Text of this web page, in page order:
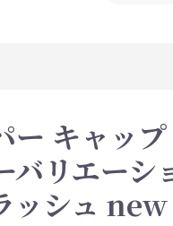
ー キャッ
バリエーシ
ッシュ